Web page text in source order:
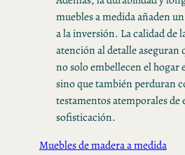
muebles a medida añaden
a la inversión. La calidad de
atención al detalle aseguran
no solo embellecen el hogar
sino que también perduran
testamentos atemporales de
sofisticación.
Muebles de madera a medida